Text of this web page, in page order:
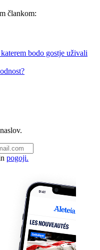
člankom:
bodo gostje uživali
pogoji.